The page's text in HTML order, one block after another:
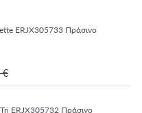
ERJX305733 Πράσινο
€
ERJX305732 Πράσινο